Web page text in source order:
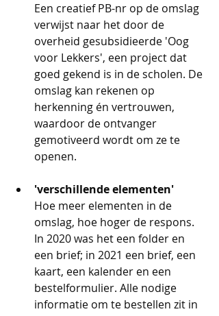
Een creatief PB-nr op de omslag
verwijst naar het door de
overheid gesubsidieerde 'Oog
voor Lekkers', een project dat
goed gekend is in de scholen. De
omslag kan rekenen op
herkenning én vertrouwen,
waardoor de ontvanger
gemotiveerd wordt om ze te
openen.
'verschillende elementen'
Hoe meer elementen in de
omslag, hoe hoger de respons.
In 2020 was het een folder en
een brief; in 2021 een brief, een
kaart, een kalender en een
bestelformulier. Alle nodige
informatie om te bestellen zit in